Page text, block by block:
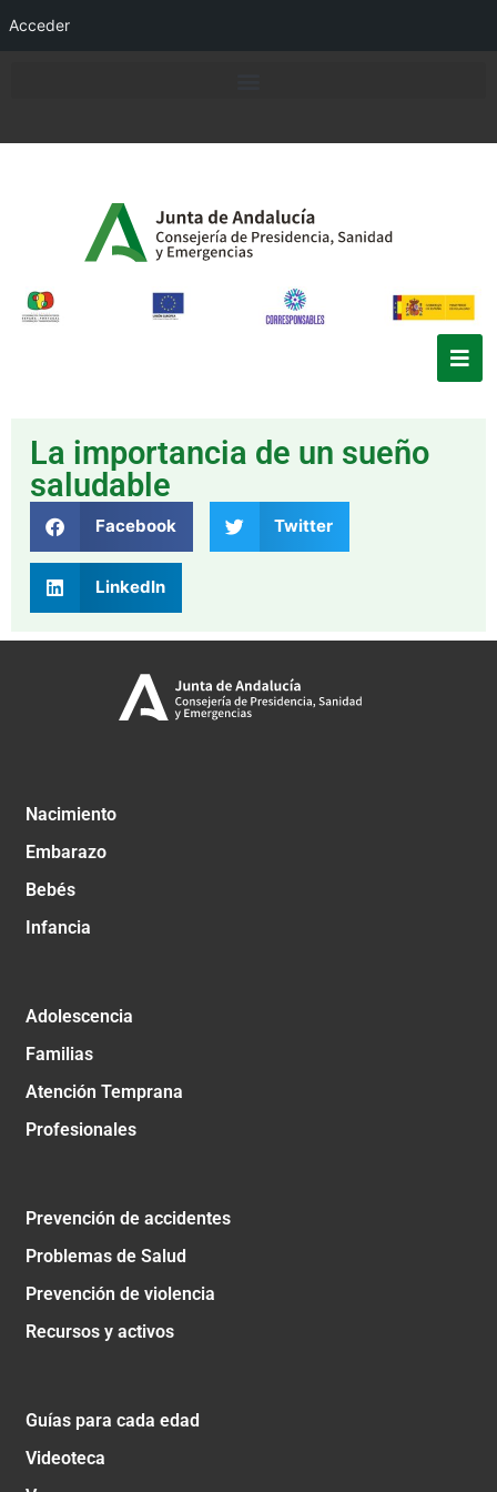
Acceder
La importancia de un sueño
saludable
Facebook Twitter
LinkedIn
Nacimiento
Embarazo
Bebés
Infancia
Adolescencia
Familias
Atención Temprana
Profesionales
Prevención de accidentes
Problemas de Salud
Prevención de violencia
Recursos y activos
Guías para cada edad
Videoteca